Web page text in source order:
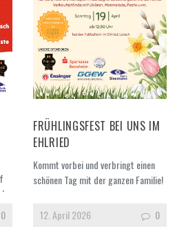
0
FRÜHLINGSFEST BEI UNS IM
EHLRIED
Kommt vorbei und verbringt einen
schönen Tag mit der ganzen Familie!
für Kinder, leckeres Essen &
Getränke, tolle Verkaufsstände und
12. April 2026 0